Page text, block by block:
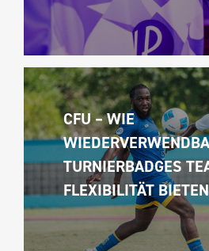
CFU – WIE
TURNIERBADGES
FLEXIBILITÄT BIETEN